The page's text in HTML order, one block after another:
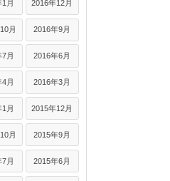
月 2016年12月
月 2016年9月
7月 2016年6月
4月 2016年3月
1月 2015年12月
月 2015年9月
7月 2015年6月